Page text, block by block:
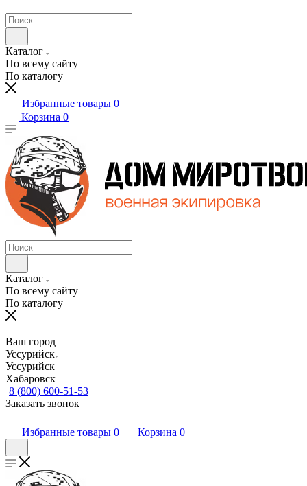
Каталог
По всему сайту
По каталогу
Избранные товары 0
Корзина 0
Каталог
По всему сайту
По каталогу
Ваш город
Уссурийск
Уссурийск
Хабаровск
8 (800) 600-51-53
Заказать звонок
Избранные товары 0 Корзина 0